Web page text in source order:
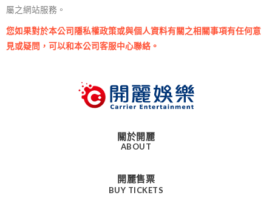
屬之網站服務。
您如果對於本公司隱私權政策或與個人資料有關之相關事項有任何意
見或疑問，可以和本公司客服中心聯絡。
關於開麗
ABOUT
開麗售票
BUY TICKETS